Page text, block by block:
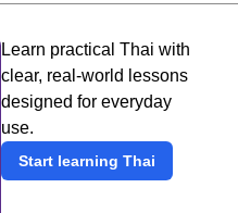
Learn practical Thai with
clear, real-world lessons
designed for everyday
use.
Start learning Thai